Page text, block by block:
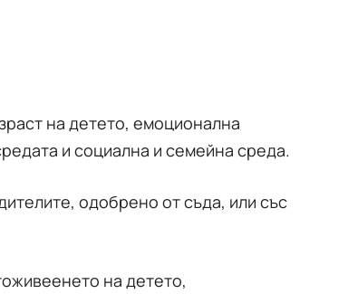
на детето, емоционална
и социална и семейна среда.
одобрено от съда, или със
на детето,